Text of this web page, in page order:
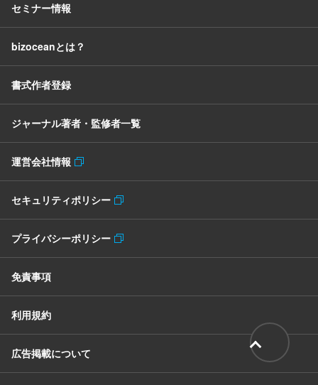
セミナー情報
bizoceanとは？
書式作者登録
ジャーナル著者・監修者一覧
運営会社情報
セキュリティポリシー
プライバシーポリシー
免責事項
利用規約
広告掲載について